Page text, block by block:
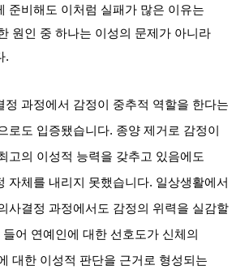
준비해도 이처럼 실패가 많은 이유는
원인 중 하나는 이성의 문제가 아니라
.
정 과정에서 감정이 중추적 역할을 한다는
로도 입증됐습니다. 종양 제거로 감정이
고의 이성적 능력을 갖추고 있음에도
자체를 내리지 못했습니다. 일상생활에서
사결정 과정에서도 감정의 위력을 실감할
들어 연예인에 대한 선호도가 신체의
대한 이성적 판단을 근거로 형성되는